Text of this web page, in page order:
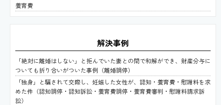
養育費
解決事例
「絶対に離婚はしない」と拒んでいた妻との間で和解ができ、財産分与に
ついても折り合いがついた事例（離婚調停）
「独身」と騙されて交際し、妊娠した女性が、認知・養育費・慰謝料を求
めた件（認知調停・認知訴訟・養育費調停・養育費審判・慰謝料請求訴
訟）